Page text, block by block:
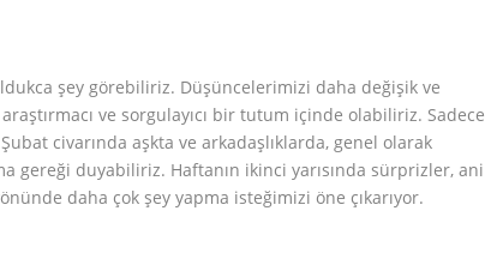
şey görebiliriz. Düşüncelerimizi daha değişik ve
ve sorgulayıcı bir tutum içinde olabiliriz. Sadece
civarında aşkta ve arkadaşlıklarda, genel olarak
gereği duyabiliriz. Haftanın ikinci yarısında sürprizler, ani
daha çok şey yapma isteğimizi öne çıkarıyor.